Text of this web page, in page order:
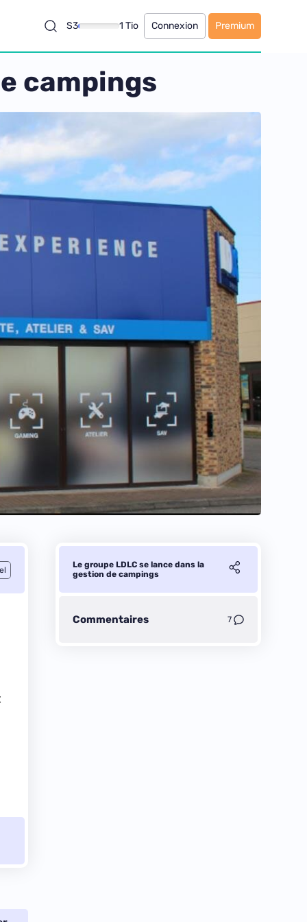
S3 1 Tio Connexion Premium
campings
Le groupe LDLC se lance dans la
gestion de campings
Commentaires 7